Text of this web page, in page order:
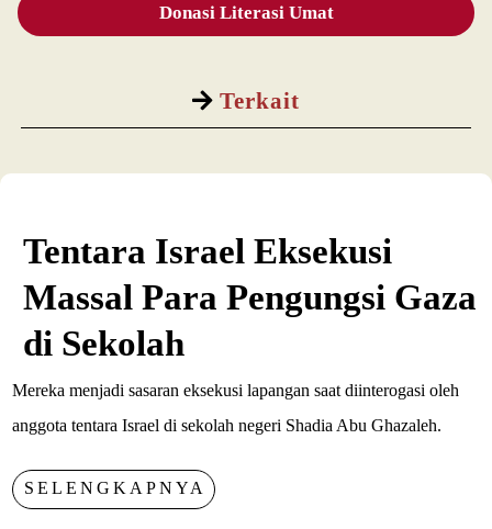
Terkait
Donasi Literasi Umat
Tentara Israel Eksekusi
Massal Para Pengungsi Gaza
di Sekolah
Mereka menjadi sasaran eksekusi lapangan saat diinterogasi oleh
anggota tentara Israel di sekolah negeri Shadia Abu Ghazaleh.
SELENGKAPNYA